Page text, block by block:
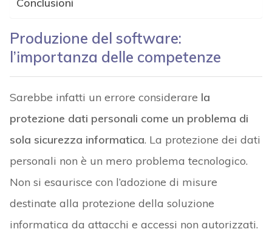
Produzione del software:
l’importanza delle competenze
Sarebbe infatti un errore considerare la
protezione dati personali come un problema di
sola sicurezza informatica. La protezione dei dati
personali non è un mero problema tecnologico.
Non si esaurisce con l’adozione di misure
destinate alla protezione della soluzione
informatica da attacchi e accessi non autorizzati.